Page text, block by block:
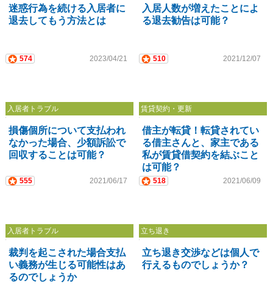
迷惑行為を続ける入居者に
退去してもう方法とは
574 2023/04/21
入居人数が増えたことによ
る退去勧告は可能？
510 2021/12/07
入居者トラブル
損傷個所について支払われ
なかった場合、少額訴訟で
回収することは可能？
555 2021/06/17
賃貸契約・更新
借主が転貸！転貸されてい
る借主さんと、家主である
私が賃貸借契約を結ぶこと
は可能？
518 2021/06/09
入居者トラブル
裁判を起こされた場合支払
い義務が生じる可能性はあ
るのでしょうか
立ち退き
立ち退き交渉などは個人で
行えるものでしょうか？